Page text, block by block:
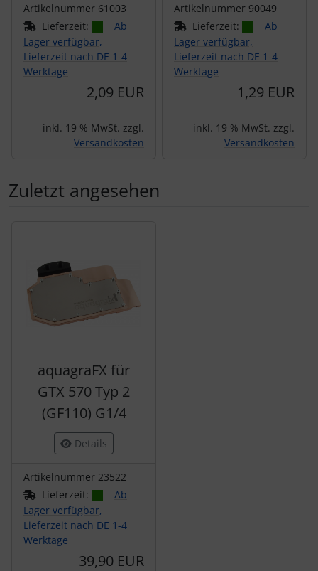
Artikelnummer 61003
Lieferzeit:
Ab
Lager verfügbar,
Lieferzeit nach DE 1-4
Werktage
2,09 EUR
inkl. 19 % MwSt. zzgl.
Versandkosten
Artikelnummer 90049
Lieferzeit:
Ab
Lager verfügbar,
Lieferzeit nach DE 1-4
Werktage
1,29 EUR
inkl. 19 % MwSt. zzgl.
Versandkosten
Zuletzt angesehen
aquagraFX für
GTX 570 Typ 2
(GF110) G1/4
Details
Artikelnummer 23522
Lieferzeit:
Ab
Lager verfügbar,
Lieferzeit nach DE 1-4
Werktage
39,90 EUR